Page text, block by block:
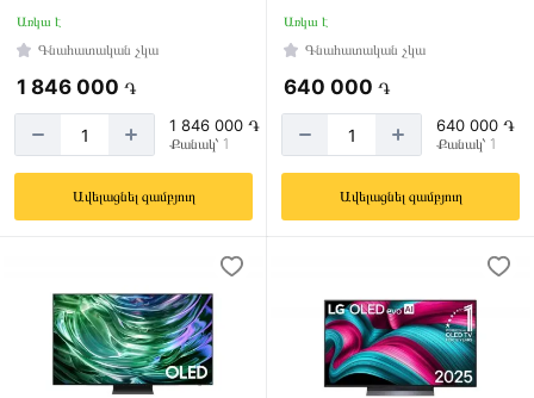
Էկրանի
տեսակը
OLED
Առկա
Առկա է
Գնահատական չկա
1 846 000 ֏
1 846 000 ֏
Քանակ՝ 1
Ավելացնել զամբյուղ
Առկա է
Գնահատական չկա
640 000 ֏
640 000 ֏
Քանակ՝ 1
Ավելացնել զամբյուղ